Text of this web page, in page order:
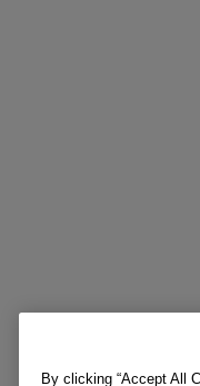
By clicking “Accept All